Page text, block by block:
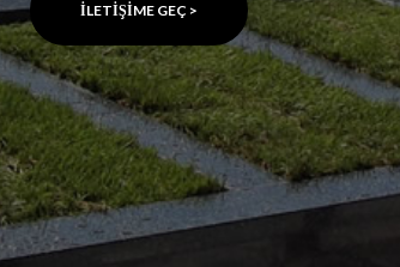
İLETIŞIME GEÇ >